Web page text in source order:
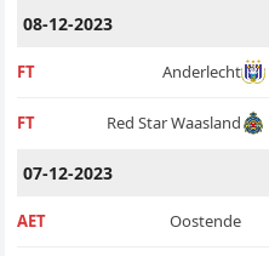
08-12-2023
FT Anderlecht
FT Red Star Waasland
07-12-2023
AET Oostende